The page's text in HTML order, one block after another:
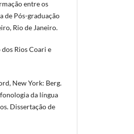
entre os
de Pós-graduação
Rio de Janeiro.
dos Rios Coari e
New York: Berg.
da língua
Dissertação de